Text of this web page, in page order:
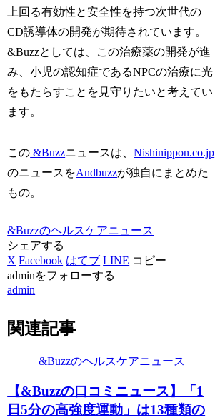
上回る有効性と安全性を持つ次世代の
CD誘導体の開発が期待されています。
&Buzzとしては、この治療薬の開発が進
み、小児の認知症であるNPCの治療に光
をもたらすことを見守りたいと考えてい
ます。
この &Buzzニュースは、Nishinippon.co.jp
のニュースをAndbuzzが独自にまとめた
もの。
&Buzzのヘルスケアニュース
シェアする
X Facebook はてブ LINE コピー
adminをフォローする
admin
関連記事
&Buzzのヘルスケアニュース
【&Buzzの口コミニュース】「1
日5分の高強度運動」は13種類の